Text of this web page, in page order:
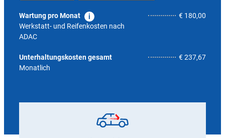
Wartung pro Monat
Werkstatt- und Reifenkosten nach
ADAC
€ 180,00
Unterhaltungskosten gesamt
Monatlich
€ 237,676,0